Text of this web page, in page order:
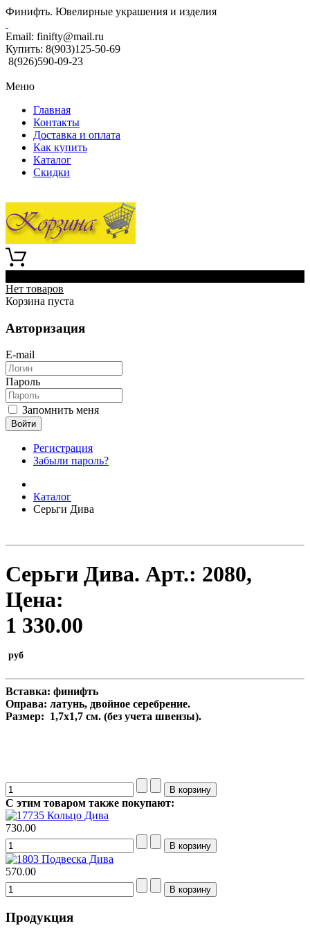
Финифть. Ювелирные украшения и изделия
Email: finifty@mail.ru
Купить: 8(903)125-50-69
8(926)590-09-23
Меню
Главная
Контакты
Доставка и оплата
Как купить
Каталог
Скидки
Нет товаров
Корзина пуста
Авторизация
E-mail
Пароль
Запомнить меня
Войти
Регистрация
Забыли пароль?
Каталог
Серьги Дива
Серьги Дива. Арт.: 2080,
Цена:
1 330.00
руб
Вставка: финифть
Оправа: латунь, двойное серебрение.
Размер: 1,7х1,7 см. (без учета швензы).
С этим товаром также покупают:
Кольцо Дива
730.00
Подвеска Дива
570.00
Продукция